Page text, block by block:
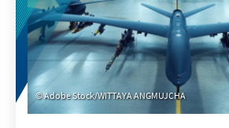
Adobe Stock/WITTAYA ANGMUJCHA